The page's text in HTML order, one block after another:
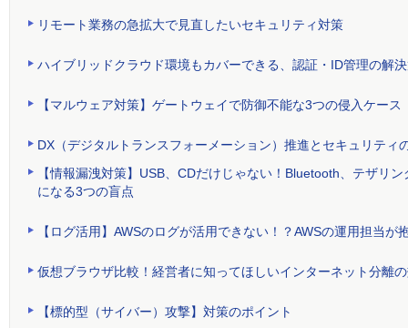
リモート業務の急拡大で見直したいセキュリティ対策
ハイブリッドクラウド環境もカバーできる、認証・ID管理の解
【マルウェア対策】ゲートウェイで防御不能な3つの侵入ケース
DX（デジタルトランスフォーメーション）推進とセキュリティ
【情報漏洩対策】USB、CDだけじゃない！Bluetooth、テザリ
になる3つの盲点
【ログ活用】AWSのログが活用できない！？AWSの運用担当が
仮想ブラウザ比較！経営者に知ってほしいインターネット分離
【標的型（サイバー）攻撃】対策のポイント